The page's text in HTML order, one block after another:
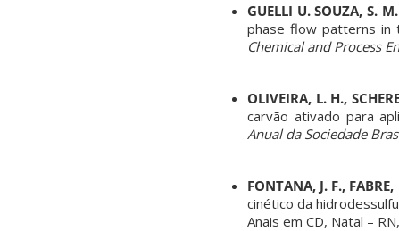
GUELLI U. SOUZA, S.
phase flow patterns in
Chemical and Process
OLIVEIRA, L. H.,
carvão ativado para
Anual da Sociedade
FONTANA, J. F.,
cinético da
Anais em CD, Natal –